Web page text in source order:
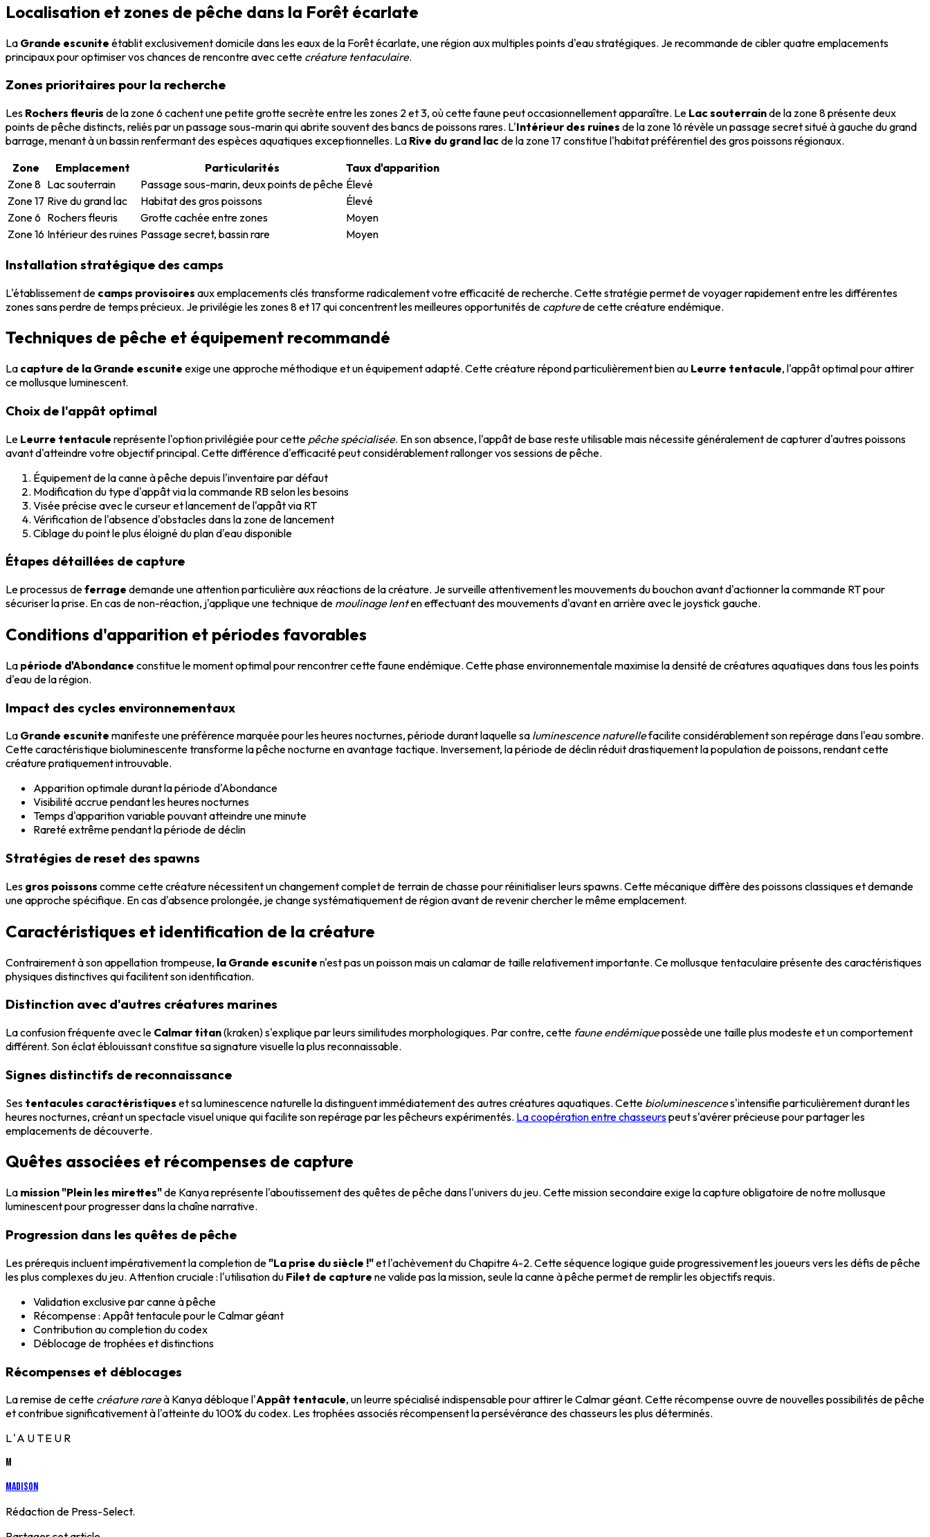
Localisation et zones de pêche dans la Forêt écarlate
La Grande escunite établit exclusivement domicile dans les eaux de la Forêt écarlate, une région aux multiples points d'eau stratégiques. Je recommande de cibler quatre emplacements
principaux pour optimiser vos chances de rencontre avec cette créature tentaculaire.
Zones prioritaires pour la recherche
Les Rochers fleuris de la zone 6 cachent une petite grotte secrète entre les zones 2 et 3, où cette faune peut occasionnellement apparaître. Le Lac souterrainde la zone 8 présente deux
points de pêche distincts, reliés par un passage sous-marin qui abrite souvent des bancs de poissons rares. L'Intérieur des ruines de la zone 16 révèle un passage secret situé à gauche du grand
barrage, menant à un bassin renfermant des espèces aquatiques exceptionnelles. La Rive du grand lacde la zone 17 constitue l'habitat préférentiel des gros poissons régionaux.
Zone
Emplacement Particularités
Taux d'apparition
Zone 8 Lac souterrain Passage sous-marin, deux points de pêche Élevé
Zone 17 Rive du grand lac Habitat des gros poissons
Élevé
Zone 6 Rochers fleuris Grotte cachée entre zones
Moyen
Zone 16 Intérieur des ruines Passage secret, bassin rare Moyen
Installation stratégique des camps
L'établissement de camps provisoires aux emplacements clés transforme radicalement votre efficacité de recherche. Cette stratégie permet de voyager rapidement entre les différentes
zones sans perdre de temps précieux. Je privilégie les zones 8 et 17 qui concentrent les meilleures opportunités de capturede cette créature endémique.
Techniques de pêche et équipement recommandé
La capture de la Grande escunite exige une approche méthodique et un équipement adapté. Cette créature répond particulièrement bien au Leurre tentacule, l'appât optimal pour attirer
ce mollusque luminescent.
Choix de l'appât optimal
Le Leurre tentacule représente l'option privilégiée pour cette pêche spécialisée. En son absence, l'appât de base reste utilisable mais nécessite généralement de capturer d'autres poissons
avant d'atteindre votre objectif principal. Cette différence d'efficacité peut considérablement rallonger vos sessions de pêche.
Équipement de la canne à pêche depuis l'inventaire par défaut
Modification du type d'appât via la commande RB selon les besoins
Visée précise avec le curseur et lancement de l'appât via RT
Vérification de l'absence d'obstacles dans la zone de lancement
Ciblage du point le plus éloigné du plan d'eau disponible
Étapes détaillées de capture
Le processus deferrage demande une attention particulière aux réactions de la créature. Je surveille attentivement les mouvements du bouchon avant d'actionner la commande RT pour
sécuriser la prise. En cas de non-réaction, j'applique une technique de moulinage lenten effectuant des mouvements d'avant en arrière avec le joystick gauche.
Conditions d'apparition et périodes favorables
La période d'Abondance constitue le moment optimal pour rencontrer cette faune endémique. Cette phase environnementale maximise la densité de créatures aquatiques dans tous les points
d'eau de la région.
Impact des cycles environnementaux
La Grande escunite manifeste une préférence marquée pour les heures nocturnes, période durant laquelle sa luminescence naturellefacilite considérablement son repérage dans l'eau sombre.
Cette caractéristique bioluminescente transforme la pêche nocturne en avantage tactique. Inversement, la période de déclin réduit drastiquement la population de poissons, rendant cette
créature pratiquement introuvable.
Apparition optimale durant la période d'Abondance
Visibilité accrue pendant les heures nocturnes
Temps d'apparition variable pouvant atteindre une minute
Rareté extrême pendant la période de déclin
Stratégies de reset des spawns
Les gros poissons comme cette créature nécessitent un changement complet de terrain de chasse pour réinitialiser leurs spawns. Cette mécanique diffère des poissons classiques et demande
une approche spécifique. En cas d'absence prolongée, je change systématiquement de région avant de revenir chercher le même emplacement.
Caractéristiques et identification de la créature
Contrairement à son appellation trompeuse, la Grande escunite n'est pas un poisson mais un calamar de taille relativement importante. Ce mollusque tentaculaire présente des caractéristiques
physiques distinctives qui facilitent son identification.
Distinction avec d'autres créatures marines
La confusion fréquente avec le Calmar titan(kraken) s'explique par leurs similitudes morphologiques. Par contre, cette faune endémiquepossède une taille plus modeste et un comportement
différent. Son éclat éblouissant constitue sa signature visuelle la plus reconnaissable.
Signes distinctifs de reconnaissance
Ses tentacules caractéristiques et sa luminescence naturelle la distinguent immédiatement des autres créatures aquatiques. Cette bioluminescences'intensifie particulièrement durant les
heures nocturnes, créant un spectacle visuel unique qui facilite son repérage par les pêcheurs expérimentés. La coopération entre chasseurspeut s'avérer précieuse pour partager les
emplacements de découverte.
Quêtes associées et récompenses de capture
La mission "Plein les mirettes"de Kanya représente l'aboutissement des quêtes de pêche dans l'univers du jeu. Cette mission secondaire exige la capture obligatoire de notre mollusque
luminescent pour progresser dans la chaîne narrative.
Progression dans les quêtes de pêche
Les prérequis incluent impérativement la completion de"La prise du siècle !"et l'achèvement du Chapitre 4-2. Cette séquence logique guide progressivement les joueurs vers les défis de pêche
les plus complexes du jeu. Attention cruciale : l'utilisation du Filet de capture ne valide pas la mission, seule la canne à pêche permet de remplir les objectifs requis.
Validation exclusive par canne à pêche
Récompense : Appât tentacule pour le Calmar géant
Contribution au completion du codex
Déblocage de trophées et distinctions
Récompenses et déblocages
La remise de cette créature rareà Kanya débloque l'Appât tentacule, un leurre spécialisé indispensable pour attirer le Calmar géant. Cette récompense ouvre de nouvelles possibilités de pêche
et contribue significativement à l'atteinte du 100% du codex. Les trophées associés récompensent la persévérance des chasseurs les plus déterminés.
L'AUTEUR
M
Madison
Rédaction de Press-Select.